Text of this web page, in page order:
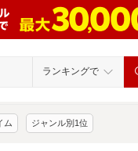
ランキングで
ム ジャンル別1位